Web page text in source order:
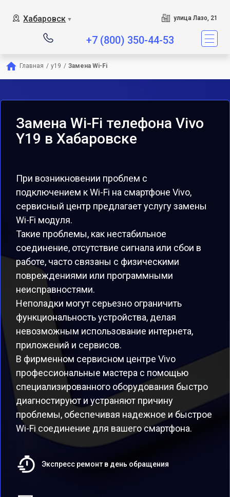
Хабаровск ▼ улица Лазо, 21
+7 (800) 350-44-53
Главная / y19 / Замена Wi-Fi
Замена Wi-Fi телефона Vivo
Y19 в Хабаровске
При возникновении проблем с
подключением к Wi-Fi на смартфоне Vivo,
сервисный центр предлагает услугу замены
Wi-Fi модуля.
Такие проблемы, как нестабильное
соединение, отсутствие сигнала или сбои в
работе, часто связаны с физическими
повреждениями или программными
неисправностями.
Неполадки могут серьезно ограничить
функциональность устройства, делая
невозможным использование интернета,
приложений и сервисов.
В фирменном сервисном центре Vivo
профессиональные мастера с помощью
специализированного оборудования быстро
диагностируют и устраняют причину
проблемы, обеспечивая надежное и быстрое
Wi-Fi соединение для вашего смартфона.
Экспресс ремонт в день обращения